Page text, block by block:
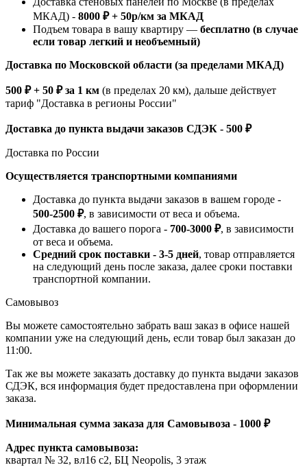
МКАД) - 8000 ₽ + 50р/км за МКАД
Подъем товара в вашу квартиру — бесплатно (в случае
если товар легкий и необъемный)
Доставка по Московской области (за пределами МКАД)
500 ₽ + 50 ₽ за 1 км (в пределах 20 км), дальше действует
тариф "Доставка в регионы России"
Доставка до пункта выдачи заказов СДЭК - 500 ₽
Доставка по России
Осуществляется транспортными компаниями
Доставка до пункта выдачи заказов в вашем городе -
500-2500 ₽, в зависимости от веса и объема.
Доставка до вашего порога - 700-3000 ₽, в зависимости
от веса и объема.
Средний срок поставки - 3-5 дней, товар отправляется
на следующий день после заказа, далее сроки поставки
транспортной компании.
Самовывоз
Вы можете самостоятельно забрать ваш заказ в офисе нашей
компании уже на следующий день, если товар был заказан до
11:00.
Так же вы можете заказать доставку до пункта выдачи заказов
СДЭК, вся информация будет предоставлена при оформлении
заказа.
Минимальная сумма заказа для Самовывоза - 1000 ₽
Адрес пункта самовывоза:
квартал № 32, вл16 с2, БЦ Neopolis, 3 этаж